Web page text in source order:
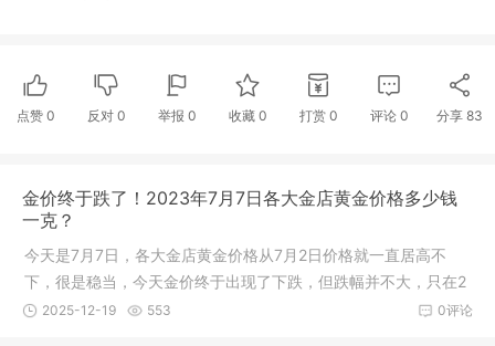
点赞 0 反对 0 举报 0 收藏 0 打赏 0 评论 0 分享 83
金价终于跌了！2023年7月7日各大金店黄金价格多少钱
一克？
今天是7月7日，各大金店黄金价格从7月2日价格就一直居高不
下，很是稳当，今天金价终于出现了下跌，但跌幅并不大，只在2
元/克，因此整体金价还是很高的，超过580元/克。今日金价微0评论
2025-12-19 553